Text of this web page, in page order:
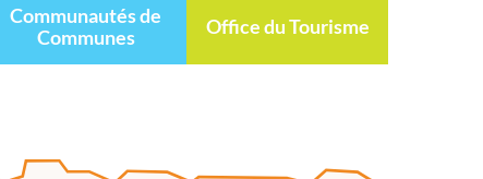
Communautés de
Communes
Office du Tourisme